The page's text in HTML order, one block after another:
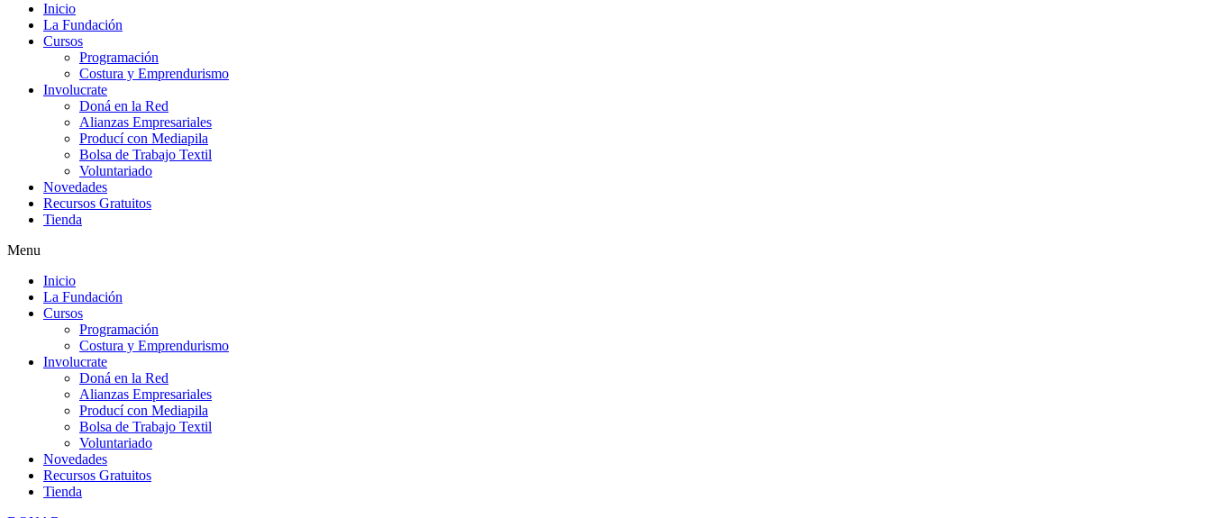
Inicio
La Fundación
Cursos
Programación
Costura y Emprendurismo
Involucrate
Doná en la Red
Alianzas Empresariales
Producí con Mediapila
Bolsa de Trabajo Textil
Voluntariado
Novedades
Recursos Gratuitos
Tienda
Menu
Inicio
La Fundación
Cursos
Programación
Costura y Emprendurismo
Involucrate
Doná en la Red
Alianzas Empresariales
Producí con Mediapila
Bolsa de Trabajo Textil
Voluntariado
Novedades
Recursos Gratuitos
Tienda